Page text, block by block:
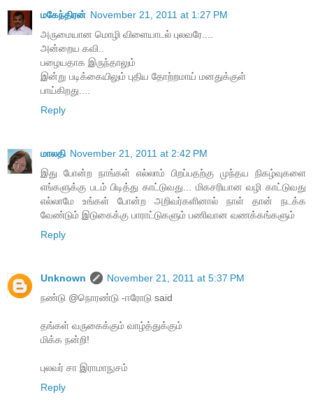
மகேந்திரன் November 21, 2011 at 1:27 PM
அருமையான மொழி விளையாடல் புலவரே....
அன்றைய கவி..
பழையதாக இருந்தாலும்
இன்று படிக்கையிலும் புதிய தோற்றமாய் மனதுக்குள்
பாய்கிறது....
Reply
மாலதி November 21, 2011 at 2:42 PM
இது போன்ற நாங்கள் எல்லாம் பிறப்பதற்கு முந்தய நிகழ்வுகளை
எங்களுக்கு படம் பிடித்து காட்டுவது... மிகசரியான வழி காட்டுவது
எல்லாமே உங்கள் போன்ற அறிவர்களினால் நாள் தான் நடக்க
வேண்டும் இடுகைக்கு பாராட்டுகளும் பணிவான வணக்கங்களும்
Reply
Unknown
November 21, 2011 at 5:37 PM
நண்டு @நொரண்டு -ஈரோடு said
தங்கள் வருகைக்கும் வாழ்த்துக்கும்
மிக்க நன்றி!
புலவர் சா இராமாநுசம்
Reply